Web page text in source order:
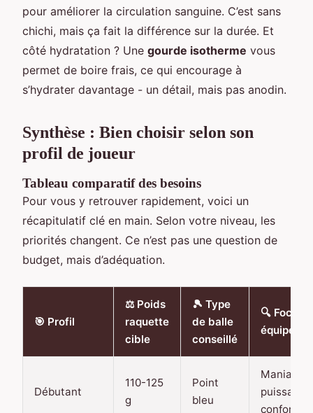
pour améliorer la circulation sanguine. C’est sans
chichi, mais ça fait la différence sur la durée. Et
côté hydratation ? Une gourde isotherme vous
permet de boire frais, ce qui encourage à
s’hydrater davantage - un détail, mais pas anodin.
Synthèse : Bien choisir selon son
profil de joueur
Tableau comparatif des besoins
Pour vous y retrouver rapidement, voici un
récapitulatif clé en main. Selon votre niveau, les
priorités changent. Ce n’est pas une question de
budget, mais d’adéquation.
🎯 Profil
⚖️ Poids
raquette
cible
🎾 Type
de balle
conseillé
🔍 Focus
Débutant
110-125
g
Point
bleu
confort